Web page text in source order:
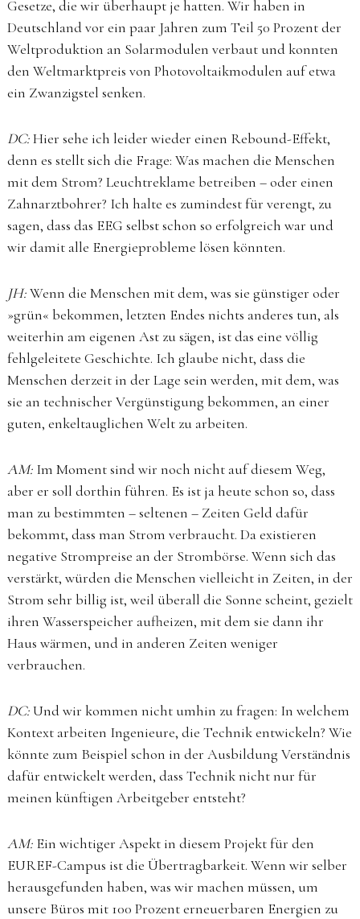
Gesetze, die wir überhaupt je hatten. Wir haben in
Deutschland vor ein paar Jahren zum Teil 50 Prozent der
Weltproduktion an Solarmodulen verbaut und konnten
den Weltmarktpreis von Photovoltaikmodulen auf etwa
ein Zwanzigstel senken.
DC:Hier sehe ich leider wieder einen Rebound-Effekt,
denn es stellt sich die Frage: Was machen die Menschen
mit dem Strom? Leuchtreklame betreiben – oder einen
Zahnarztbohrer? Ich halte es zumindest für verengt, zu
sagen, dass das EEG selbst schon so erfolgreich war und
wir damit alle Energieprobleme lösen könnten.
JH:Wenn die Menschen mit dem, was sie günstiger oder
»grün« bekommen, letzten Endes nichts anderes tun, als
weiterhin am eigenen Ast zu sägen, ist das eine völlig
fehlgeleitete Geschichte. Ich glaube nicht, dass die
Menschen derzeit in der Lage sein werden, mit dem, was
sie an technischer Vergünstigung bekommen, an einer
guten, enkeltauglichen Welt zu arbeiten.
AM:Im Moment sind wir noch nicht auf diesem Weg,
aber er soll dorthin führen. Es ist ja heute schon so, dass
man zu bestimmten – seltenen – Zeiten Geld dafür
bekommt, dass man Strom verbraucht. Da existieren
negative Strompreise an der Strombörse. Wenn sich das
verstärkt, würden die Menschen vielleicht in Zeiten, in der
Strom sehr billig ist, weil überall die Sonne scheint, gezielt
ihren Wasserspeicher aufheizen, mit dem sie dann ihr
Haus wärmen, und in anderen Zeiten weniger
verbrauchen.
DC:Und wir kommen nicht umhin zu fragen: In welchem
Kontext arbeiten Ingenieure, die Technik entwickeln? Wie
könnte zum Beispiel schon in der Ausbildung Verständnis
dafür entwickelt werden, dass Technik nicht nur für
meinen künftigen Arbeitgeber entsteht?
AM:Ein wichtiger Aspekt in diesem Projekt für den
EUREF-Campus ist die Übertragbarkeit. Wenn wir selber
herausgefunden haben, was wir machen müssen, um
unsere Büros mit 100 Prozent erneuerbaren Energien zu